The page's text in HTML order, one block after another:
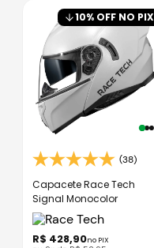
10% OFF NO PIX
(38)
Capacete Race Tech
Signal Monocolor
R$ 428,90no PIX